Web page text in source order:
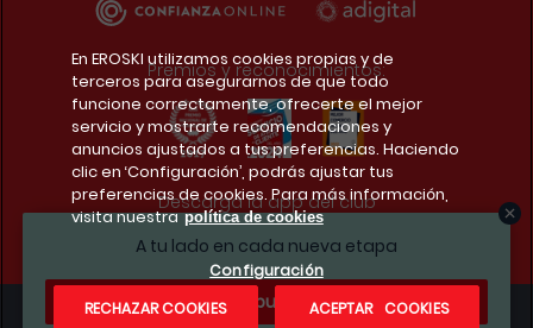
A tu lado en cada nueva etapa
¿Te apuntas?
Premios y reconocimientos:
Descarga la app del club
En EROSKI utilizamos cookies propias y de
terceros para asegurarnos de que todo
funcione correctamente, ofrecerte el mejor
servicio y mostrarte recomendaciones y
anuncios ajustados a tus preferencias. Haciendo
clic en ‘Configuración’, podrás ajustar tus
preferencias de cookies. Para más información,
visita nuestra política de cookies
Configuración
RECHAZAR COOKIES
ACEPTAR COOKIES